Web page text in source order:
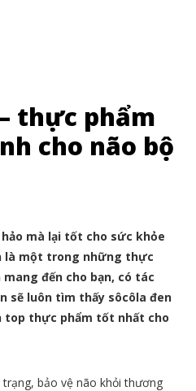
thực phẩm
cho não bộ
mà lại tốt cho sức khỏe
là một trong những thực
đến cho bạn, có tác
sẽ luôn tìm thấy sôcôla đen
top thực phẩm tốt nhất cho
bảo vệ não khỏi thương